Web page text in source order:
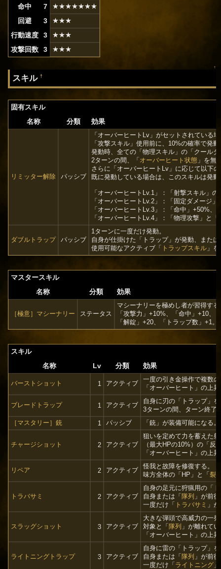
命中 7 ★★★★★★★
回避 3 ★★★
行動速度 3 ★★★
攻撃回数 3 ★★★
↑
スキル†
固有スキル
名称
分類 効果
リミッター解除 パッシブ
「オーバーヒートLv」がセットされている
「攻撃スキル」使用前に、10%の確率で発
発動時、全ての「物理スキル」の「クール
2ターンの間、「 オーバーヒート状態 」を無
さらに「オーバーヒートLv」に応じて以下
既に発動している場合は、このスキルは発
「オーバーヒートLv.1」：「射撃スキル」
「オーバーヒートLv.2」：「固定ダメージ
「オーバーヒートLv.3」：「命中」+50%、
「オーバーヒートLv.4」：「物理攻撃」と
ダブルトラップ パッシブ
1ターンに一度だけ発動。
自身が仕掛けた「トラップ」が発動、また
使用可能なアクティブ「 トラップスキル 」
マスタースキル
名称
分類 効果
［極意］マシーナリー ステータス
マシーナリーを極めし者が習得する
「攻撃力」+10%、「命中」+10、
「解錠」+20、「トラップ数」+1。
スキル
名称
Lv 分類 効果
バーストショット 1 アクティブ
一度の引き金操作で複数
「オーバーヒート」の上
ブレードトラップ 1 アクティブ
自身に刃の「トラップ」
3ターンの間、ターン終了
［マスタリー］銃
1 パッシブ 「銃」が装備可能になる。
チャージショット 2 アクティブ
狙いを定めて力を蓄えた
（最大HPの10%）の「反
「オーバーヒート」の上
リペア 2 アクティブ
怪我と故障を修復する。
味方全体の「HP」と「裂
トラバサミ 2 アクティブ
自身の足元に狩猟用の「
自身または「隊列 」が前
一度だけ「 トラバサミ 」
スラッグショット 3 アクティブ
大きな弾頭で高威力の一
対象と「隊列 」が離れて
「オーバーヒート」の上
ライトニングトラップ 3 アクティブ
自身に雷の「トラップ」
自身または「隊列 」が前
一度だけ「ライトニング